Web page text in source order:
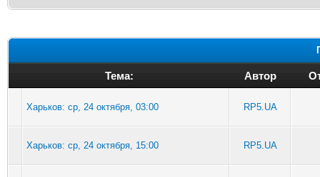
Тема: Автор
Харьков: ср, 24 октября, 03:00 RP5.UA
Харьков: ср, 24 октября, 15:00 RP5.UA